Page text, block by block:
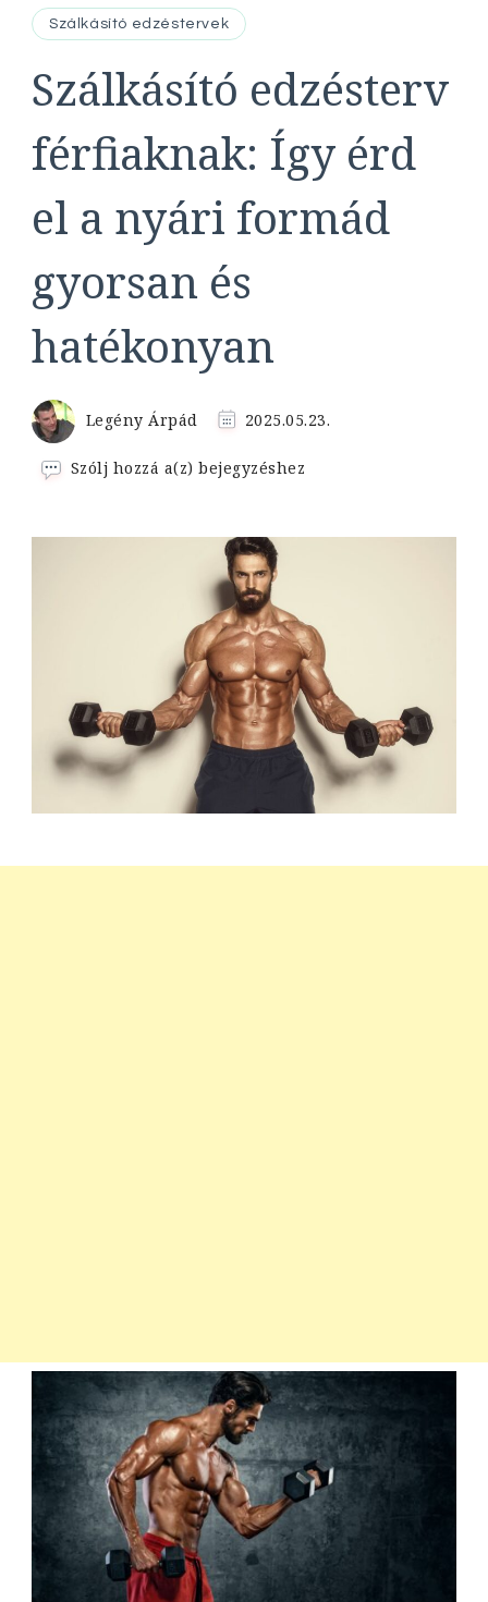
Szálkásító edzéstervek
Szálkásító edzésterv
férfiaknak: Így érd
el a nyári formád
gyorsan és
hatékonyan
Legény Árpád 2025.05.23.
Szólj hozzá a(z)Szálkásító
Így
érd
el
nyári
formád
gyorsan
és
hatékonyan
bejegyzéshez